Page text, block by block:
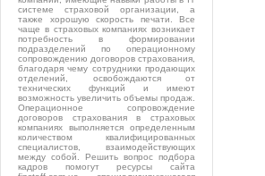
системе страховой организации, а
также хорошую скорость печати. Все
чаще в страховых компаниях возникает
потребность в формировании
подразделений по операционному
сопровождению договоров страхования,
благодаря чему сотрудники продающих
отделений, освобождаются от
технических функций и имеют
возможность увеличить объемы продаж.
Операционное сопровождение
договоров страхования в страховых
компаниях выполняется определенным
количеством квалифицированных
специалистов, взаимодействующих
между собой. Решить вопрос подбора
кадров помогут ресурсы сайта